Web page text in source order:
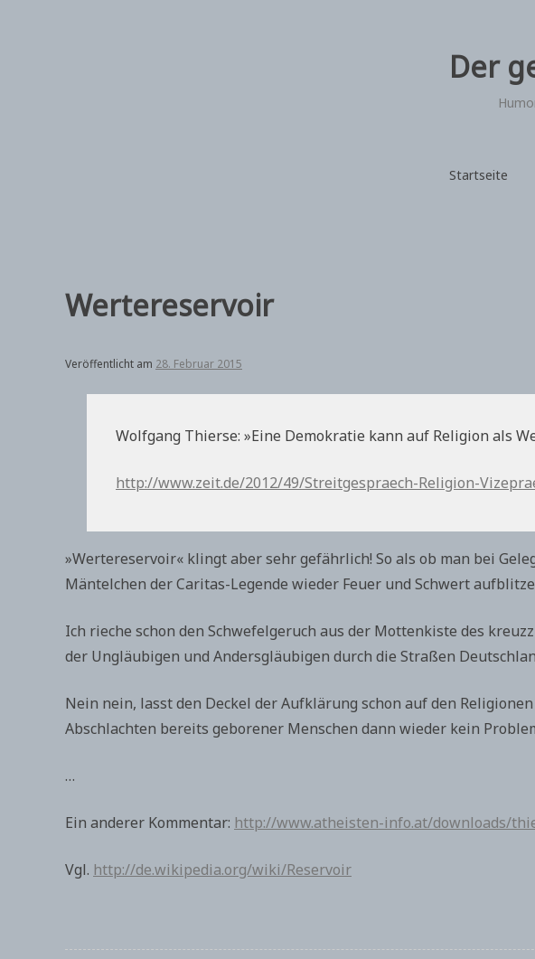
Der
Startseite
Wertereservoir
Veröffentlicht am 28. Februar 2015
Wolfgang Thierse: »Eine Demokratie kann auf Religion als
http://www.zeit.de/2012/49/Streitgespraech-Religion-
»Wertereservoir« klingt aber sehr gefährlich! So als ob man bei
Mäntelchen der Caritas-Legende wieder Feuer und Schwert
Ich rieche schon den Schwefelgeruch aus der Mottenkiste des
der Ungläubigen und Andersgläubigen durch die Straßen
Nein nein, lasst den Deckel der Aufklärung schon auf den
Abschlachten bereits geborener Menschen dann wieder kein
…
Ein anderer Kommentar: http://www.atheisten-info.at/downloads/
Vgl. http://de.wikipedia.org/wiki/Reservoir